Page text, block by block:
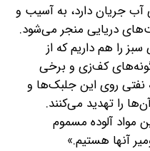
آب جریان دارد، به آسیب و
دریایی منجر می‌شود.
را هم داریم که از
کف‌زی و برخی
نفتی روی این جلبک‌ها و
را تهدید می‌کنند.
مواد آلوده مسموم
آنها هستیم.»